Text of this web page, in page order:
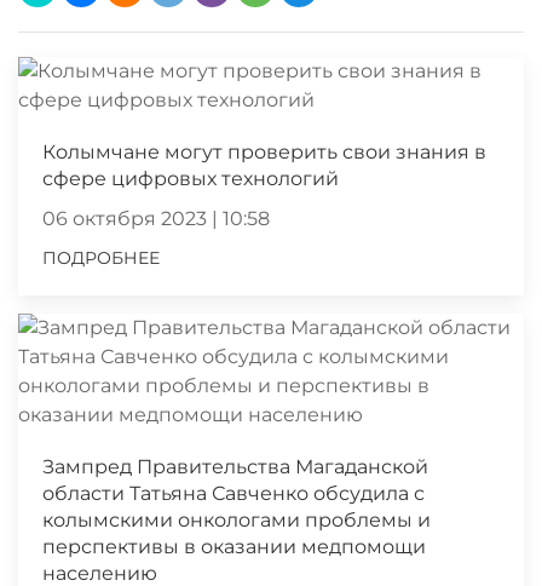
Колымчане могут проверить свои знания в
сфере цифровых технологий
06 октября 2023 | 10:58
ПОДРОБНЕЕ
Зампред Правительства Магаданской
области Татьяна Савченко обсудила с
колымскими онкологами проблемы и
перспективы в оказании медпомощи
населению